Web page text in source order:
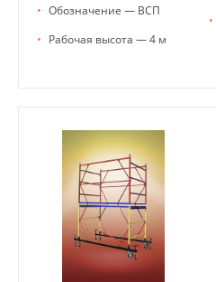
• Обозначение — ВСП
• Рабочая высота — 4 м
•